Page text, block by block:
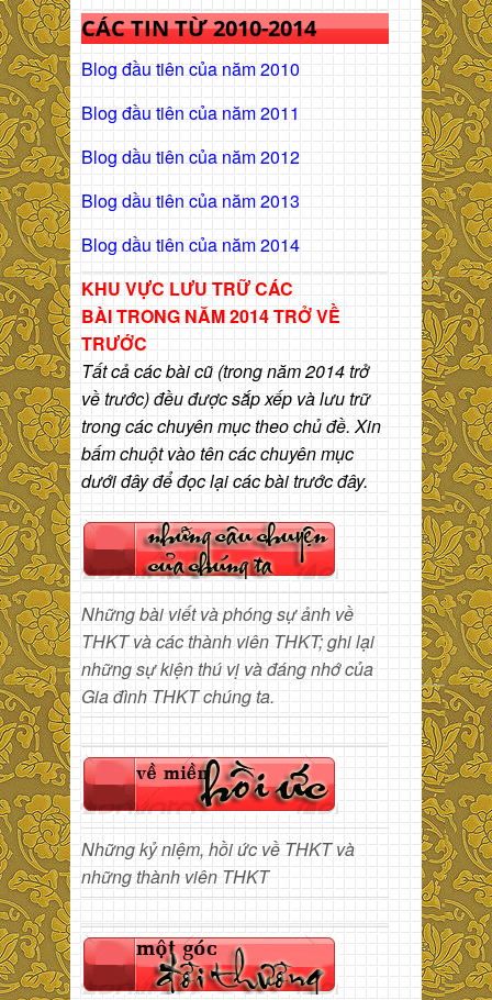
CÁC TIN TỪ 2010-2014
Blog đầu tiên của năm 2010
Blog đầu tiên của năm 2011
Blog dầu tiên của năm 2012
Blog dầu tiên của năm 2013
Blog dầu tiên của năm 2014
KHU VỰC LƯU TRỮ CÁC
BÀITRONG NĂM 2014 TRỞ VỀ
TRƯỚC
Tất cả các bài cũ (trong năm 2014 trở
về trước) đều được sắp xếp và lưu trữ
trong các chuyên mục theo chủ đề. Xin
bấm chuột vào tên các chuyên mục
dưới đây để đọc lại các bài trước đây.
Những bài viết và phóng sự ảnh về
THKT và các thành viên THKT; ghi lại
những sự kiện thú vị và đáng nhớ của
Gia đình THKT chúng ta.
Những kỷ niệm, hồi ức về THKT và
những thành viên THKT